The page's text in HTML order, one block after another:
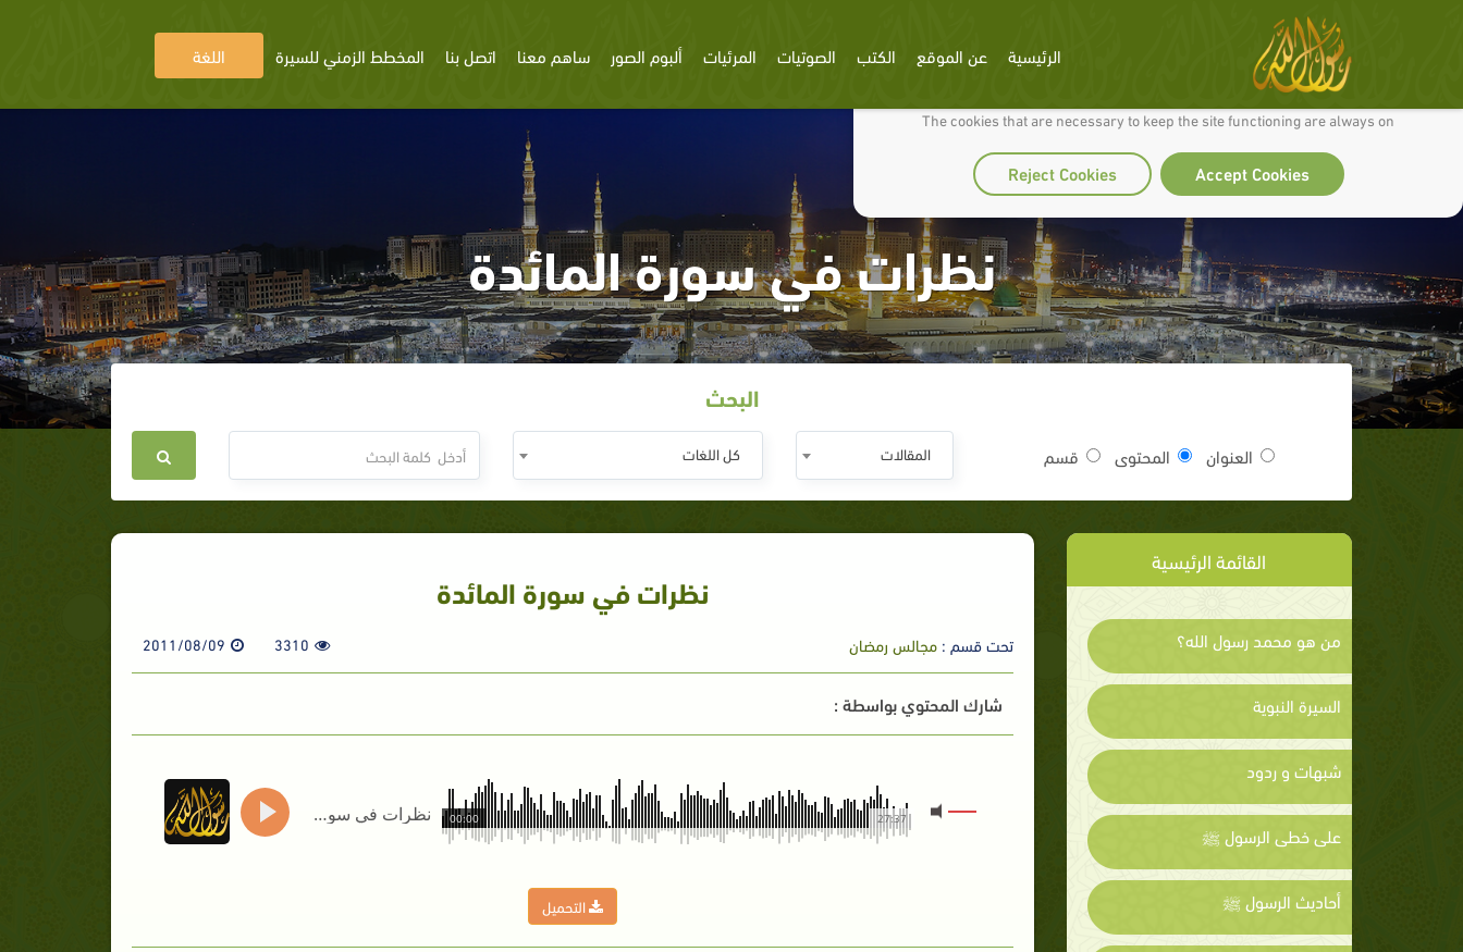
We use cookies to make our site work well for you and so we can continually improve it.
The cookies that are necessary to keep the site functioning are always on
Accept Cookies
Reject Cookies
الرئيسية عن الموقع الكتب الصوتيات المرئيات ألبوم الصور ساهم معنا اتصل بنا المخطط الزمني للسيرة اللغة
نظرات في سورة المائدة
البحث
العنوان المحتوى قسم المقالات كل اللغات
القائمة الرئيسية
من هو محمد رسول الله؟
السيرة النبوية
شبهات و ردود
على خطى الرسول ﷺ
أحاديث الرسول ﷺ
نظرات في سورة المائدة
تحت قسم :مجالس رمضان 3310
2011/08/09
شارك المحتوي بواسطة :
نظرات في سورة المائدة 27:37
00:00
التحميل